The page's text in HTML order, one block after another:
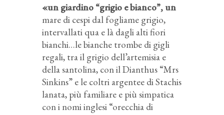
«un giardino “grigio e bianco”, un
mare di cespi dal fogliame grigio,
intervallati qua e là dagli alti fiori
bianchi…le bianche trombe di gigli
regali, tra il grigio dell’artemisia e
della santolina, con il Dianthus “Mrs
Sinkins” e le coltri argentee di Stachis
lanata, più familiare e più simpatica
con i nomi inglesi “orecchia di